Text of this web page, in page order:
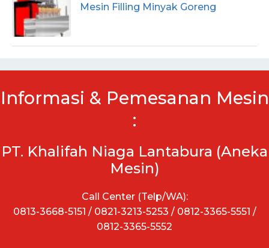
Mesin Filling Minyak Goreng
Informasi & Pemesanan Mesin
:
PT. Khalifah Niaga Lantabura (Aneka
Mesin)
Call Center (Telp/WA):
0813-3668-5151 / 0821-3213-5253 / 0812-3365-5551 /
0812-3365-5552